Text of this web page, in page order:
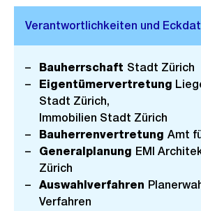
Bauherrschaft Stadt Zürich
Eigentümervertretung
Stadt Zürich,
Immobilien Stadt Zürich
Bauherrenvertretung Amt
Generalplanung EMI
Zürich
Auswahlverfahren
Verfahren